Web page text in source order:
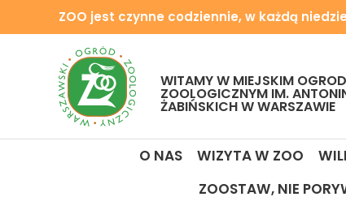
ZOO jest czynne codziennie, w każdą
WITAMY W MIEJSKIM
ZOOLOGICZNYM IM.
ŻABIŃSKICH W WARSZAWIE
O NAS WIZYTA W ZOO
ZOOSTAW, NIE